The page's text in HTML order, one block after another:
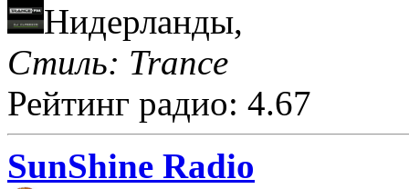
Нидерланды,
Стиль: Trance
Рейтинг радио: 4.67
SunShine Radio